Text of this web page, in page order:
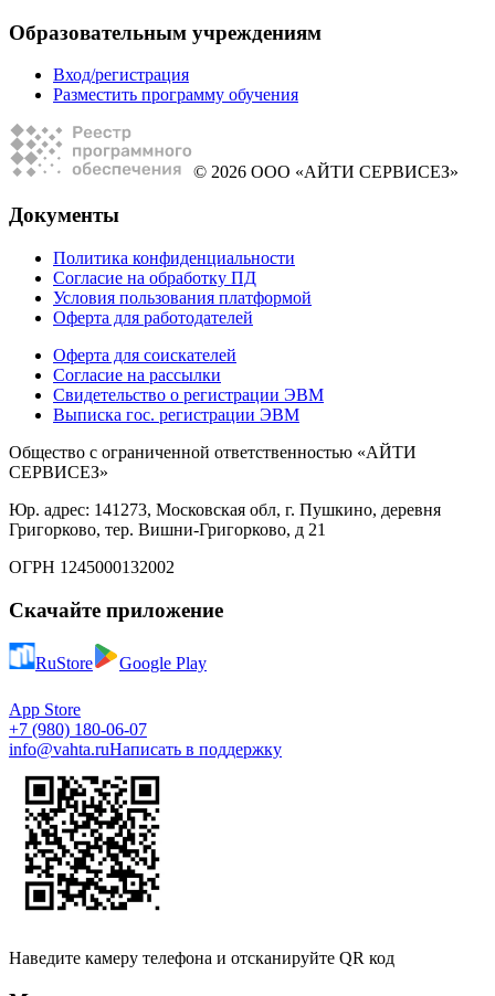
Образовательным учреждениям
Вход/регистрация
Разместить программу обучения
© 2026 ООО «АЙТИ СЕРВИСЕЗ»
Документы
Политика конфиденциальности
Согласие на обработку ПД
Условия пользования платформой
Оферта для работодателей
Оферта для соискателей
Согласие на рассылки
Свидетельство о регистрации ЭВМ
Выписка гос. регистрации ЭВМ
Общество с ограниченной ответственностью «АЙТИ
СЕРВИСЕЗ»
Юр. адрес: 141273, Московская обл, г. Пушкино, деревня
Григорково, тер. Вишни-Григорково, д 21
ОГРН 1245000132002
Скачайте приложение
RuStore Google Play
App Store
+7 (980) 180-06-07
info@vahta.ruНаписать в поддержку
Наведите камеру телефона и отсканируйте QR код